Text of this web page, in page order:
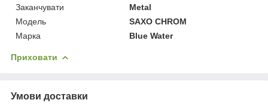
Заканчувати
Metal
Мoдель
SAXO CHROM
Марка
Blue Water
Приховати
Умови доставки